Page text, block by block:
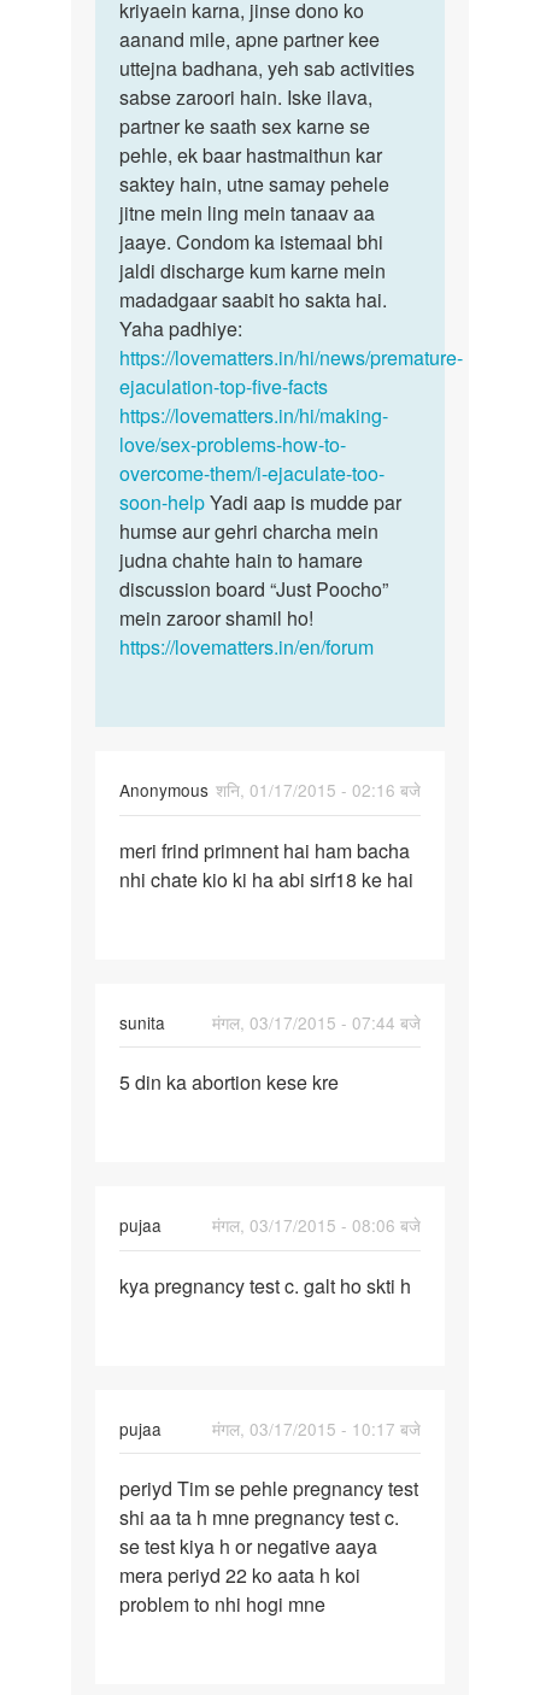
samay
take
sex…
by
Morya
mein,
…
kriyaein karna, jinse dono ko
aanand mile, apne partner kee
uttejna badhana, yeh sab activities
sabse zaroori hain. Iske ilava,
partner ke saath sex karne se
pehle, ek baar hastmaithun kar
saktey hain, utne samay pehele
jitne mein ling mein tanaav aa
jaaye. Condom ka istemaal bhi
jaldi discharge kum karne mein
madadgaar saabit ho sakta hai.
Yaha padhiye:
https://lovematters.in/hi/news/premature-
ejaculation-top-five-facts
https://lovematters.in/hi/making-
love/sex-problems-how-to-
overcome-them/i-ejaculate-too-
soon-helpYadi aap is mudde par
humse aur gehri charcha mein
judna chahte hain to hamare
discussion board “Just Poocho”
mein zaroor shamil ho!
https://lovematters.in/en/forum
Anonymous शनि, 01/17/2015 - 02:16 बजे
meri
frind
meri frind primnent hai ham bacha
nhi chate kio ki ha abi sirf18 ke hai
sunita
मंगल, 03/17/2015 - 07:44 बजे
5
kre
5 din ka abortion kese kre
pujaa
मंगल, 03/17/2015 - 08:06 बजे
kya
ho
kya pregnancy test c. galt ho skti h
pujaa
मंगल, 03/17/2015 - 10:17 बजे
periyd
Tim
se
pehle
pregnancy
periyd Tim se pehle pregnancy test
shi aa ta h mne pregnancy test c.
se test kiya h or negative aaya
mera periyd 22 ko aata h koi
problem to nhi hogi mne